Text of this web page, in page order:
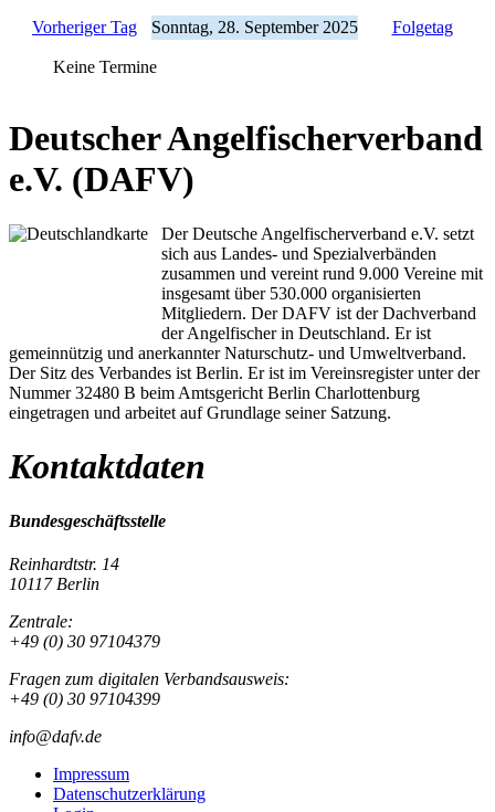
Vorheriger Tag Sonntag, 28. September 2025 Folgetag
Keine Termine
Deutscher Angelfischerverband
e.V. (DAFV)
Der Deutsche Angelfischerverband e.V. setzt
sich aus Landes- und Spezialverbänden
zusammen und vereint rund 9.000 Vereine mit
insgesamt über 530.000 organisierten
Mitgliedern. Der DAFV ist der Dachverband
der Angelfischer in Deutschland. Er ist
gemeinnützig und anerkannter Naturschutz- und Umweltverband.
Der Sitz des Verbandes ist Berlin. Er ist im Vereinsregister unter der
Nummer 32480 B beim Amtsgericht Berlin Charlottenburg
eingetragen und arbeitet auf Grundlage seiner Satzung.
Kontaktdaten
Bundesgeschäftsstelle
Reinhardtstr. 14
10117 Berlin
Zentrale:
+49 (0) 30 97104379
Fragen zum digitalen Verbandsausweis:
+49 (0) 30 97104399
info@dafv.de
Impressum
Datenschutzerklärung